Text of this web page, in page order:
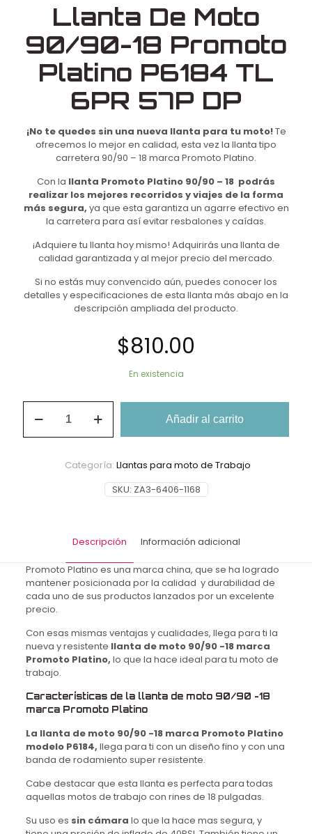
Llanta De Moto
90/90-18 Promoto
Platino P6184 TL
6PR 57P DP
¡No te quedes sin una nueva llanta para tu moto!Te
ofrecemos lo mejor en calidad, esta vez la llanta tipo
carretera 90/90 – 18 marca Promoto Platino.
Con la llanta Promoto Platino 90/90 – 18 podrás
realizar los mejores recorridos y viajes de la forma
más segura, ya que esta garantiza un agarre efectivo en
la carretera para así evitar resbalones y caídas.
¡Adquiere tu llanta hoy mismo! Adquirirás una llanta de
calidad garantizada y al mejor precio del mercado.
Si no estás muy convencido aún, puedes conocer los
detalles y especificaciones de esta llanta más abajo en la
descripción ampliada del producto.
$810.00
En existencia
cantidad
Añadir al carrito
SKU: ZA3-6406-1168
Categoría: Llantas para moto de Trabajo
Descripción Información adicional
Promoto Platino es una marca china, que se ha logrado
mantener posicionada por la calidad y durabilidad de
cada uno de sus productos lanzados por un excelente
precio.
Con esas mismas ventajas y cualidades, llega para ti la
nueva y resistente llanta de moto 90/90 -18 marca
Promoto Platino, lo que la hace ideal para tu moto de
trabajo.
Características de la llanta de moto 90/90 -18
marca Promoto Platino
La llanta de moto 90/90 -18 marca Promoto Platino
modelo P6184, llega para ti con un diseño fino y con una
banda de rodamiento super resistente.
Cabe destacar que esta llanta es perfecta para todas
aquellas motos de trabajo con rines de 18 pulgadas.
Su uso es sin cámara lo que la hace mas segura, y